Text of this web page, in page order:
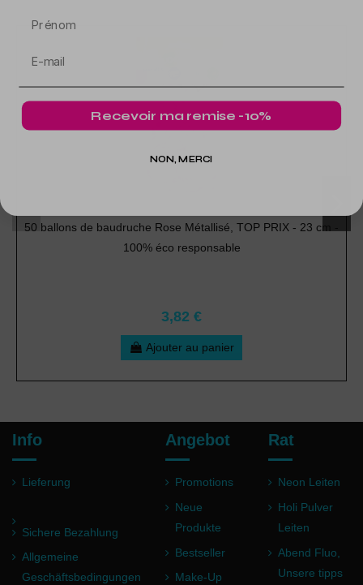
50 ballons de baudruche Rose Métallisé, TOP PRIX - 23 cm -
100% éco responsable
3,82 €
Ajouter au panier
Info
Lieferung
Sichere Bezahlung
Allgemeine
Geschäftsbedingungen
Angebot
Promotions
Neue
Produkte
Bestseller
Make-Up
Rat
Neon Leiten
Holi Pulver
Leiten
Abend Fluo,
Unsere tipps
Recevoir ma remise -10%
NON, MERCI